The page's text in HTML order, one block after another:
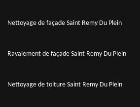
Nettoyage de façade Saint Remy Du Plein
Ravalement de façade Saint Remy Du Plein
Nettoyage de toiture Saint Remy Du Plein